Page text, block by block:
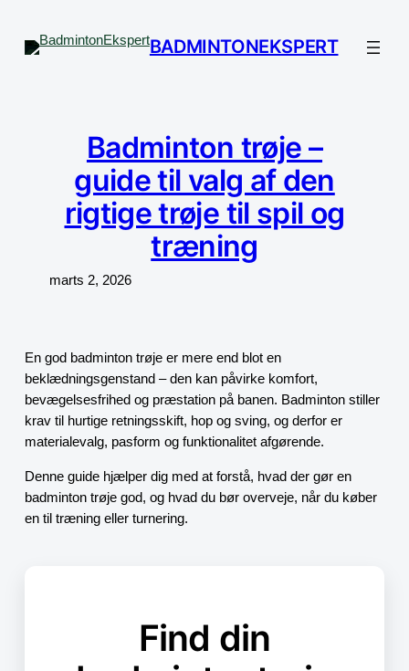
indhold
BADMINTONEKSPERT
Badminton trøje –
guide til valg af den
rigtige trøje til spil og
træning
marts 2, 2026
En god badminton trøje er mere end blot en
beklædningsgenstand – den kan påvirke komfort,
bevægelsesfrihed og præstation på banen. Badminton stiller
krav til hurtige retningsskift, hop og sving, og derfor er
materialevalg, pasform og funktionalitet afgørende.
Denne guide hjælper dig med at forstå, hvad der gør en
badminton trøje god, og hvad du bør overveje, når du køber
en til træning eller turnering.
Find din